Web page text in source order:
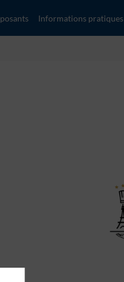
Informations pratiques